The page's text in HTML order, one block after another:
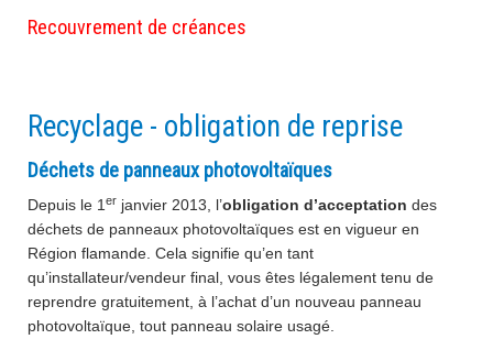
Contact
Recouvrement de créances
Recyclage - obligation de reprise
Déchets de panneaux photovoltaïques
Depuis le 1 er janvier 2013, l’obligation d’acceptation des
déchets de panneaux photovoltaïques est en vigueur en
Région flamande. Cela signifie qu’en tant
qu’installateur/vendeur final, vous êtes légalement tenu de
reprendre gratuitement, à l’achat d’un nouveau panneau
photovoltaïque, tout panneau solaire usagé.